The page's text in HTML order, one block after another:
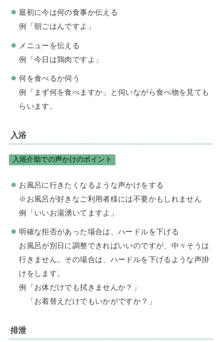
最初に今は何の食事か伝える
例「朝ごはんですよ」
メニューを伝える
例「今日は鶏肉ですよ」
何を食べるか伺う
例「まず何を食べますか」と伺いながら食べ物を見ても
らいます。
入浴
入浴介助での声かけのポイント
お風呂に行きたくなるような声かけをする
※お風呂が好きなご利用者様には不要かもしれません
例「いいお湯湧いてますよ」
明確な拒否があった場合は、ハードルを下げる
お風呂が別日に調整できればいいのですが、中々そうは
行きません。その場合は、ハードルを下げるような声掛
けをします。
例「お体だけでも拭きませんか？」
「お着替えだけでもいかがですか？」
排泄